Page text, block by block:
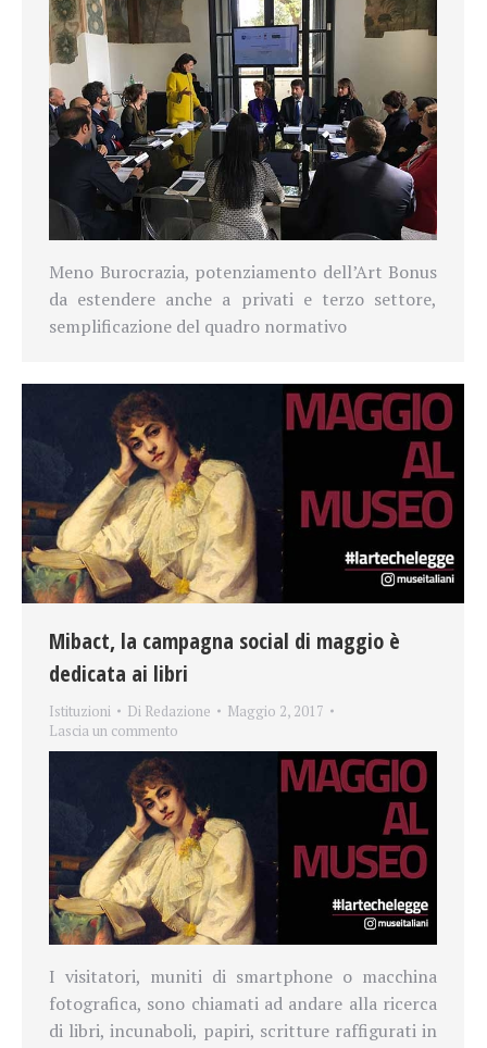
Meno Burocrazia, potenziamento dell’Art Bonus
da estendere anche a privati e terzo settore,
semplificazione del quadro normativo
Mibact, la campagna social di maggio è
dedicata ai libri
Istituzioni Di Redazione
Maggio 2, 2017
Lascia un commento
I visitatori, muniti di smartphone o macchina
fotografica, sono chiamati ad andare alla ricerca
di libri, incunaboli, papiri, scritture raffigurati in